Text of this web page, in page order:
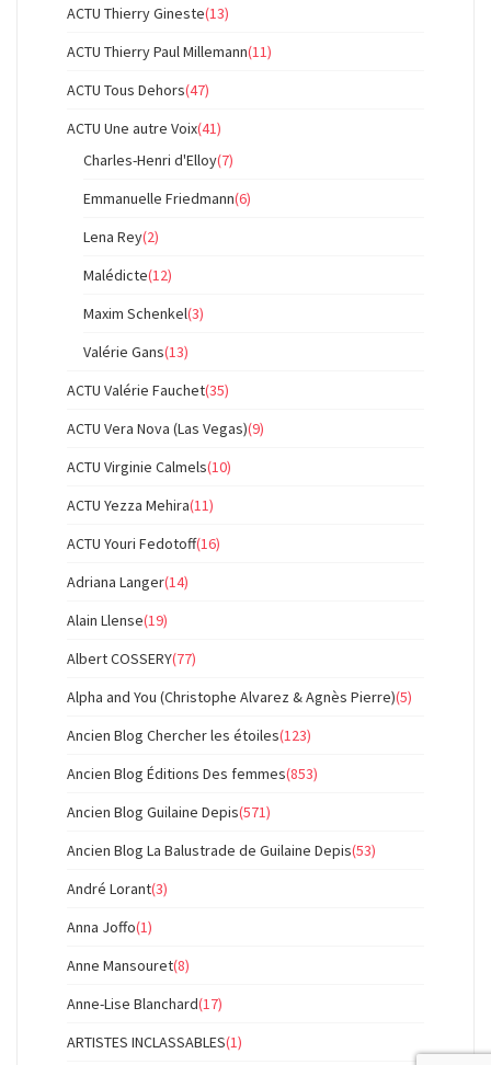
ACTU Thierry Gineste(13)
ACTU Thierry Paul Millemann(11)
ACTU Tous Dehors(47)
ACTU Une autre Voix(41)
Charles-Henri d'Elloy(7)
Emmanuelle Friedmann(6)
Lena Rey(2)
Malédicte(12)
Maxim Schenkel(3)
Valérie Gans(13)
ACTU Valérie Fauchet(35)
ACTU Vera Nova (Las Vegas)(9)
ACTU Virginie Calmels(10)
ACTU Yezza Mehira(11)
ACTU Youri Fedotoff(16)
Adriana Langer(14)
Alain Llense(19)
Albert COSSERY(77)
Alpha and You (Christophe Alvarez & Agnès Pierre)(5)
Ancien Blog Chercher les étoiles(123)
Ancien Blog Éditions Des femmes(853)
Ancien Blog Guilaine Depis(571)
Ancien Blog La Balustrade de Guilaine Depis(53)
André Lorant(3)
Anna Joffo(1)
Anne Mansouret(8)
Anne-Lise Blanchard(17)
ARTISTES INCLASSABLES(1)